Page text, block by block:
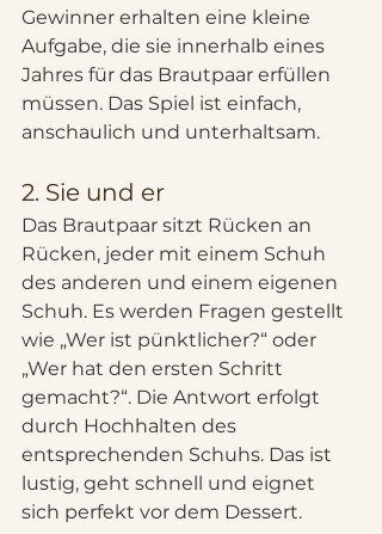
Gewinner erhalten eine kleine
Aufgabe, die sie innerhalb eines
Jahres für das Brautpaar erfüllen
müssen. Das Spiel ist einfach,
anschaulich und unterhaltsam.
2. Sie und er
Das Brautpaar sitzt Rücken an
Rücken, jeder mit einem Schuh
des anderen und einem eigenen
Schuh. Es werden Fragen gestellt
wie „Wer ist pünktlicher?“ oder
„Wer hat den ersten Schritt
gemacht?“. Die Antwort erfolgt
durch Hochhalten des
entsprechenden Schuhs. Das ist
lustig, geht schnell und eignet
sich perfekt vor dem Dessert.